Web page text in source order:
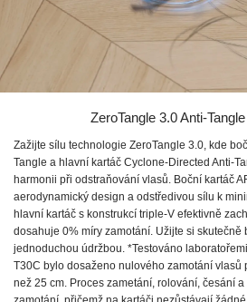
ZeroTangle 3.0 Anti-
Zažijte sílu technologie ZeroTangle 3.0, kde
Tangle a hlavní kartáč Cyclone-Directed Anti-
harmonii při odstraňování vlasů. Boční kartáč
aerodynamický design a odstředivou sílu k
hlavní kartáč s konstrukcí triple-V efektivně
dosahuje 0% míry zamotání. Užijte si skutečně
jednoduchou údržbou. *Testováno
T30C bylo dosaženo nulového zamotání vlasů
než 25 cm. Proces zametání, rolování, česání